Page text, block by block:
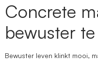
Concrete
bewuster
Bewuster leven klinkt mooi,